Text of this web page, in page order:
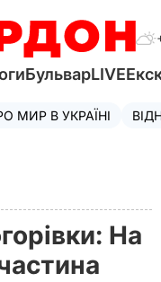
БульварLIVE
МИР В УКРАЇНІ
На